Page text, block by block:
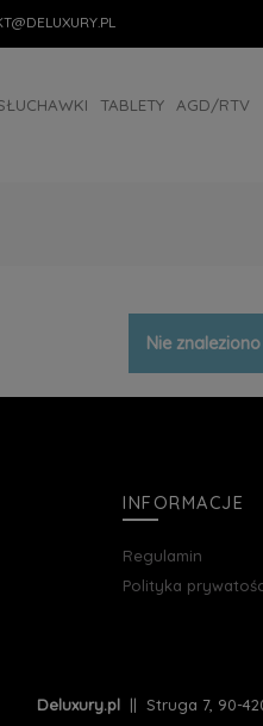
TABLETY AGD/RTV
Nie
INFORMACJE
Regulamin
Polityka
Deluxury.pl || Struga 7, 90-